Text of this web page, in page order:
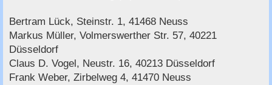
Bertram Lück, Steinstr. 1, 41468 Neuss
Markus Müller, Volmerswerther Str. 57, 40221
Düsseldorf
Claus D. Vogel, Neustr. 16, 40213 Düsseldorf
Frank Weber, Zirbelweg 4, 41470 Neuss